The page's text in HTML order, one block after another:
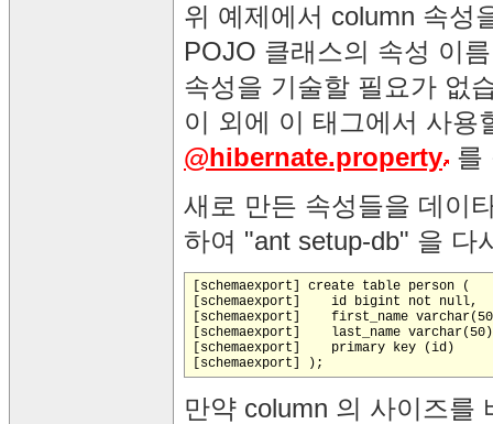
위 예제에서 column 속성
POJO 클래스의 속성 이
속성을 기술할 필요가 없
이 외에 이 태그에서 사용
@hibernate.property 를
새로 만든 속성들을 데이
하여 "ant setup-db" 을 다
[schemaexport] create table person (
[schemaexport]    id bigint not null,
[schemaexport]    first_name
[schemaexport]    last_name
[schemaexport]    primary key (id)
만약 column 의 사이즈를